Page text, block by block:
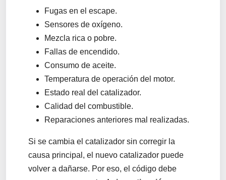
Fugas en el escape.
Sensores de oxígeno.
Mezcla rica o pobre.
Fallas de encendido.
Consumo de aceite.
Temperatura de operación del motor.
Estado real del catalizador.
Calidad del combustible.
Reparaciones anteriores mal realizadas.
Si se cambia el catalizador sin corregir la
causa principal, el nuevo catalizador puede
volver a dañarse. Por eso, el código debe